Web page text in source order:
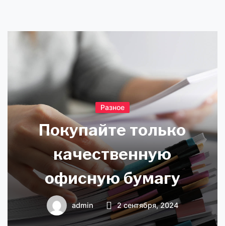
Разное
Покупайте только
качественную
офисную бумагу
admin 2 сентября, 2024